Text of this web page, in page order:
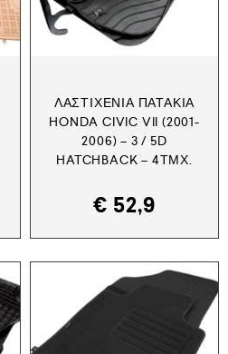
ΛΑΣΤΙΧΈΝΙΑ ΠΑΤΆΚΙΑ
HONDA CIVIC VII (2001-
2006) – 3 / 5D
HATCHBACK – 4ΤΜΧ.
€ 52,9